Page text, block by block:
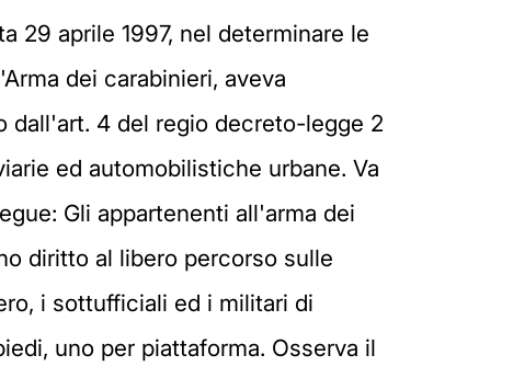
29 aprile 1997, nel determinare le
dei carabinieri, aveva
dall'art. 4 del regio decreto-legge 2
ed automobilistiche urbane. Va
Gli appartenenti all'arma dei
diritto al libero percorso sulle
i sottufficiali ed i militari di
uno per piattaforma. Osserva il